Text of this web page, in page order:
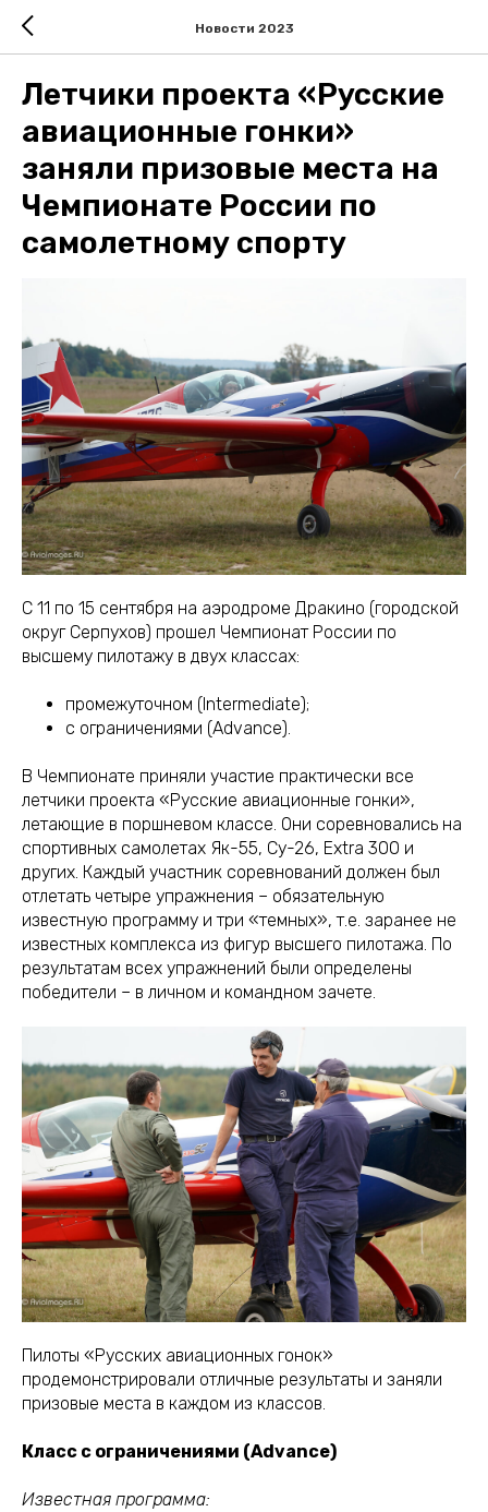
Новости 2023
Летчики проекта «Русские
авиационные гонки»
заняли призовые места на
Чемпионате России по
самолетному спорту
С 11 по 15 сентября на аэродроме Дракино (городской
округ Серпухов) прошел Чемпионат России по
высшему пилотажу в двух классах:
промежуточном (Intermediate);
с ограничениями (Advance).
В Чемпионате приняли участие практически все
летчики проекта «Русские авиационные гонки»,
летающие в поршневом классе. Они соревновались на
спортивных самолетах Як-55, Су-26, Extra 300 и
других. Каждый участник соревнований должен был
отлетать четыре упражнения – обязательную
известную программу и три «темных», т.е. заранее не
известных комплекса из фигур высшего пилотажа. По
результатам всех упражнений были определены
победители – в личном и командном зачете.
Пилоты «Русских авиационных гонок»
продемонстрировали отличные результаты и заняли
призовые места в каждом из классов.
Класс с ограничениями (Advance)
Известная программа: